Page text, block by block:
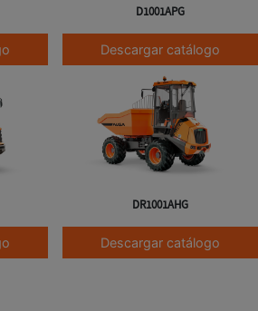
D1001APG
Descargar catálogo
DR1001AHG
Descargar catálogo